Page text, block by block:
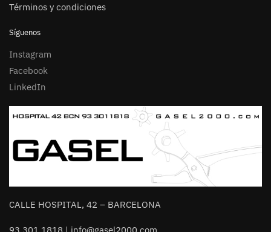
Términos y condiciones
Síguenos
Instagram
Facebook
LinkedIn
CALLE HOSPITAL, 42 – BARCELONA